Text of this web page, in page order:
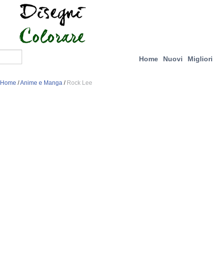
Home Nuovi Migliori
Home /Anime e Manga / Rock Lee